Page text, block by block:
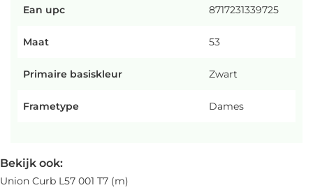
Ean upc 8717231339725
Maat 53
Primaire basiskleur Zwart
Frametype Dames
Bekijk ook:
Union Curb L57 001 T7 (m)